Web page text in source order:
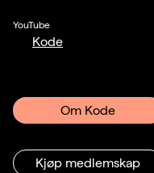
YouTube
Kode
Om Kode
Kjøp medlemskap